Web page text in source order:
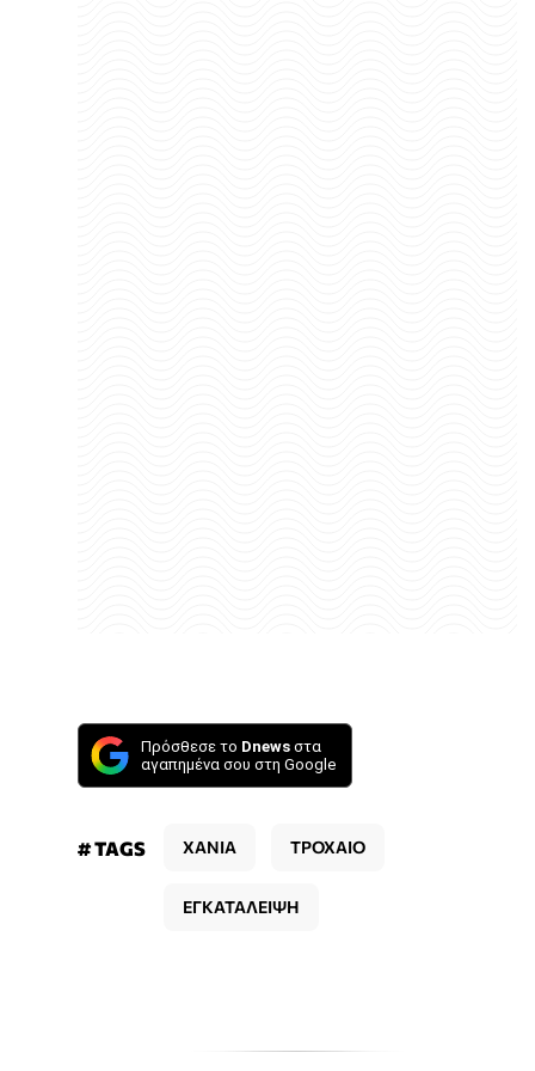
Πρόσθεσε το Dnews στα
αγαπημένα σου στη Google
# TAGS ΧΑΝΙΑ ΤΡΟΧΑΙΟ
ΕΓΚΑΤΑΛΕΙΨΗ